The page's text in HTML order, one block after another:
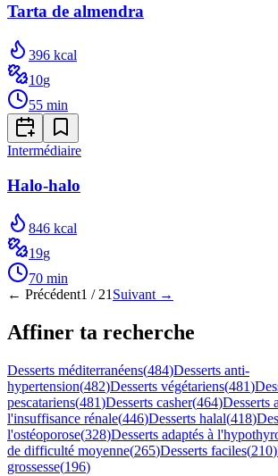
Tarta de almendra
396 kcal
10g
55 min
Intermédiaire
Halo-halo
846 kcal
19g
70 min
← Précédent1 / 21 Suivant →
Affiner ta recherche
Desserts méditerranéens(484)Desserts anti-
hypertension(482)Desserts végétariens(481)
pescatariens(481)Desserts casher(464)Desserts
l'insuffisance rénale(446)Desserts halal(418)
l'ostéoporose(328)Desserts adaptés à
de difficulté moyenne(265)Desserts faciles(210)
grossesse(196)